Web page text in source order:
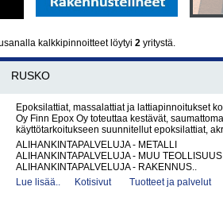
kalkkipinnoitteet löytyi 2 yritystä.
RUSKO
Epoksilattiat, massalattiat ja lattiapinnoitukset
Oy Finn Epox Oy toteuttaa kestävät,
käyttötarkoitukseen suunnitellut epoksilattiat,
ALIHANKINTAPALVELUJA - METALLI
ALIHANKINTAPALVELUJA - MUU TEOLLISUUS
ALIHANKINTAPALVELUJA - RAKENNUS..
Lue lisää..
Kotisivut Tuotteet ja palvelut